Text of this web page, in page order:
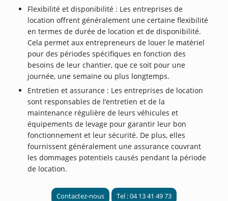
Flexibilité et disponibilité : Les entreprises de
location offrent généralement une certaine flexibilité
en termes de durée de location et de disponibilité.
Cela permet aux entrepreneurs de louer le matériel
pour des périodes spécifiques en fonction des
besoins de leur chantier, que ce soit pour une
journée, une semaine ou plus longtemps.
Entretien et assurance : Les entreprises de location
sont responsables de l’entretien et de la
maintenance régulière de leurs véhicules et
équipements de levage pour garantir leur bon
fonctionnement et leur sécurité. De plus, elles
fournissent généralement une assurance couvrant
les dommages potentiels causés pendant la période
de location.
Contactez-nous Tel : 04 13 41 49 73